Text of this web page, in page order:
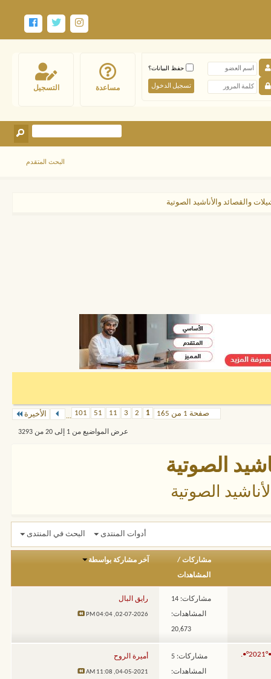
التسجيل مساعدة
حفظ البيانات؟
البحث المتقدم
والقصائد والأناشيد الصوتية
صفحة 1 من 165 1
2
3
11
51
101
... الأخيرة
عرض المواضيع من 1 إلى 20 من 3293
الصوتية
الصوتية
أدوات المنتدى البحث في المنتدى
مشاركات /
المشاهدات
آخر مشاركة بواسطة
مشاركات: 14
المشاهدات:
20,673
رايق البال
02-07-2026,
04:04 PM
فعاليات سبلة الشيلات والقصائد والأناشيد الصوتية لـــــــعــــ°•. .•°2021°•. مشاركات: 5
المشاهدات:
أميرة الروح
04-05-2021,
11:08 AM